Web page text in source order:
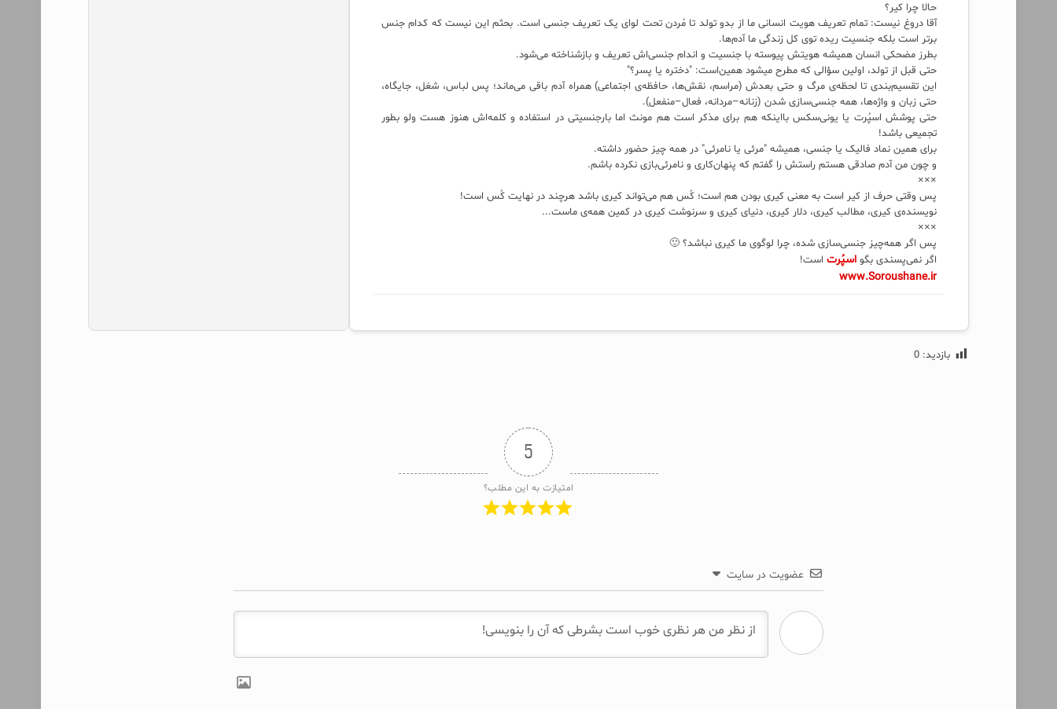
حالا چرا کیر؟
آقا دروغ نیست: تمام تعریف هویت انسانی ما از بدو تولد تا مُردن تحت لوای یک تعریف جنسی است. بحثم این نیست که کدام جنس
برتر است بلکه جنسیت ریده توی کل زندگی ما آدم‌ها.
بطرز مضحکی انسان همیشه هویتش پیوسته با جنسیت و اندام جنسی‌اش تعریف و بازشناخته می‌شود.
حتی قبل از تولد، اولین سؤالی که مطرح میشود همین‌است: "دختره یا پسر؟"
این تقسیم‌بندی تا لحظه‌ی مرگ و حتی بعدش (مراسم، نقش‌ها، حافظه‌ی اجتماعی) همراه آدم باقی می‌ماند؛ پس لباس، شغل، جایگاه،
حتی زبان و واژه‌ها، همه جنسی‌سازی شدن (زنانه–مردانه، فعال–منفعل).
حتی پوشش اسپُرت یا یونی‌سکس بااینکه هم برای مذکر است هم مونث اما بارجنسیتی‌ در استفاده و کلمه‌اش هنوز هست ولو بطور
تجمیعی باشد!
برای همین نماد فالیک یا جنسی، همیشه "مرئی یا نامرئی" در همه چیز حضور داشته.
و چون من آدم صادقی هستم راستش را گفتم که پنهان‌کاری و نامرئی‌بازی نکرده باشم.
×××
پس وقتی حرف از کیر است به معنی کیری بودن هم است؛ کُس هم می‌تواند کیری باشد هرچند در نهایت کُس است!
نویسنده‌ی کیری، مطالب کیری، دلار کیری، دنیای کیری و سرنوشت کیری در کمین همه‌ی ماست...
×××
پس اگر همه‌چیز جنسی‌سازی شده، چرا لوگوی ما کیری نباشد؟ 🙂
اگر نمی‌پسندی بگو اسپُرت است!
www.Soroushane.ir
بازدید: 0
5
امتیازت به این مطلب؟
عضویت در سایت